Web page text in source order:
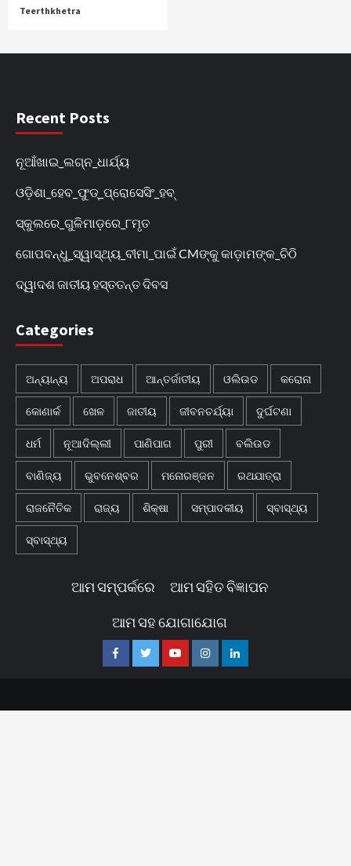
Teerthkhetra
Recent Posts
ନୂଆଁଖାଇ_ଲଗ୍ନ_ଧାର୍ଯ୍ୟ
ଓଡ଼ିଶା_ହେବ_ଫୁଡ୍‌_ପ୍ରୋସେସିଂ_ହବ୍‌
ସ୍କୁଲରେ_ଗୁଳିମାଡ଼ରେ_୮ମୃତ
ଗୋପବନ୍ଧୁ_ସ୍ୱାସ୍ଥ୍ୟ_ବୀମା_ପାଇଁ CMଙ୍କୁ କାଡ଼ାମଙ୍କ_ଚିଠି
ଦ୍ୱାଦଶ ଜାତୀୟ ହସ୍ତତନ୍ତ ଦିବସ
Categories
ଅନ୍ୟାନ୍ୟ ଅପରାଧ ଆନ୍ତର୍ଜାତୀୟ ଓଲିଉଡ କରୋନା
କୋଣାର୍କ ଖେଳ ଜାତୀୟ ଜୀବନଚର୍ଯ୍ୟା ଦୁର୍ଘଟଣା
ଧର୍ମ ନୂଆଦିଲ୍ଲୀ ପାଣିପାଗ ପୁରୀ ବଲିଉଡ
ବାଣିଜ୍ୟ ଭୁବନେଶ୍ବର ମନୋରଞ୍ଜନ ରଥଯାତ୍ରା
ରାଜନୈତିକ ରାଜ୍ୟ ଶିକ୍ଷା ସମ୍ପାଦକୀୟ ସ୍ବାସ୍ଥ୍ୟ
ସ୍ବାସ୍ଥ୍ୟ
ଆମ ସମ୍ପର୍କରେ ଆମ ସହିତ ବିଜ୍ଞାପନ
ଆମ ସହ ଯୋଗାଯୋଗ
FacebookTwitterYoutubeInstagramLinkedin